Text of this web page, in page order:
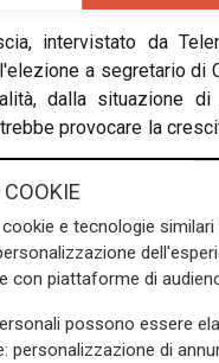
intervistato da
a segretario di
dalla situazione di
provocare la
sulla Liguria seguiteci
e suFacebook.
e tecnologie
con piattaforme di
possono essere
personalizzazione di